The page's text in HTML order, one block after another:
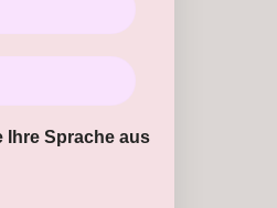
Ihre Sprache aus